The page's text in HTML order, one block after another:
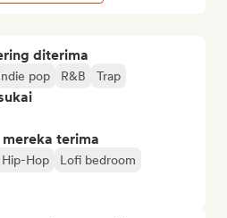
diterima
pop R&B Trap
terima
Hop
Lofi bedroom